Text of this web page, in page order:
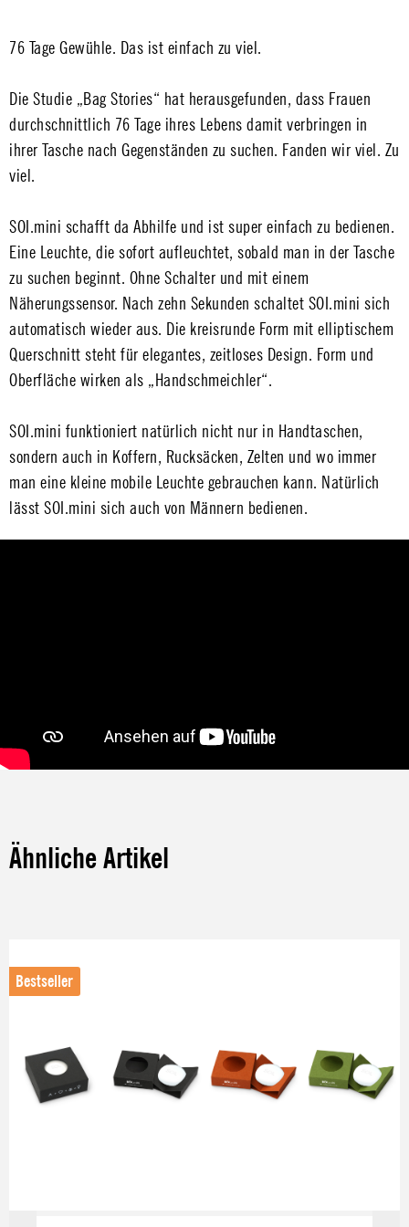
76 Tage Gewühle. Das ist einfach zu viel.
Die Studie „Bag Stories“ hat herausgefunden, dass Frauen
durchschnittlich 76 Tage ihres Lebens damit verbringen in
ihrer Tasche nach Gegenständen zu suchen. Fanden wir viel. Zu
viel.
SOI.mini schafft da Abhilfe und ist super einfach zu bedienen.
Eine Leuchte, die sofort aufleuchtet, sobald man in der Tasche
zu suchen beginnt. Ohne Schalter und mit einem
Näherungssensor. Nach zehn Sekunden schaltet SOI.mini sich
automatisch wieder aus. Die kreisrunde Form mit elliptischem
Querschnitt steht für elegantes, zeitloses Design. Form und
Oberfläche wirken als „Handschmeichler“.
SOI.mini funktioniert natürlich nicht nur in Handtaschen,
sondern auch in Koffern, Rucksäcken, Zelten und wo immer
man eine kleine mobile Leuchte gebrauchen kann. Natürlich
lässt SOI.mini sich auch von Männern bedienen.
Ähnliche Artikel
Bestseller